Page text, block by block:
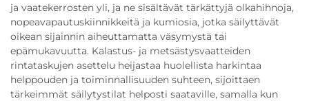
ja vaatekerrosten yli, ja ne sisältävät tärkättyjä olkahihnoja,
nopeavapautuskiinnikkeitä ja kumiosia, jotka säilyttävät
oikean sijainnin aiheuttamatta väsymystä tai
epämukavuutta. Kalastus- ja metsästysvaatteiden
rintataskujen asettelu heijastaa huolellista harkintaa
helppouden ja toiminnallisuuden suhteen, sijoittaen
tärkeimmät säilytystilat helposti saataville, samalla kun